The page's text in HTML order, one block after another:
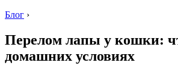
Блог ›
Перелом лапы у кошки:
домашних условиях